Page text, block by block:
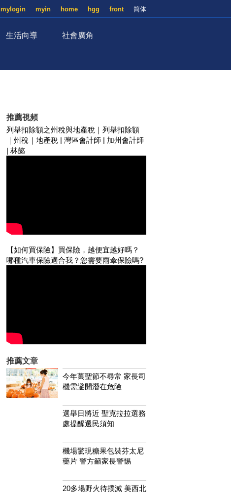
简体
front
hgg
home
myin
mylogin
生活向導 社會廣角
推薦視頻
列舉扣除額之州稅與地產稅｜列舉扣除額
｜州稅｜地產稅 | 灣區會計師 | 加州會計師
| 林懿
【如何買保險】買保險，越便宜越好嗎？
哪種汽車保險適合我？您需要雨傘保險嗎?
推薦文章
今年萬聖節不尋常 家長司
機需避開潛在危險
選舉日將近 聖克拉拉選務
處提醒選民須知
機場驚現糖果包裝芬太尼
藥片 警方籲家長警惕
20多場野火待撲滅 美西北